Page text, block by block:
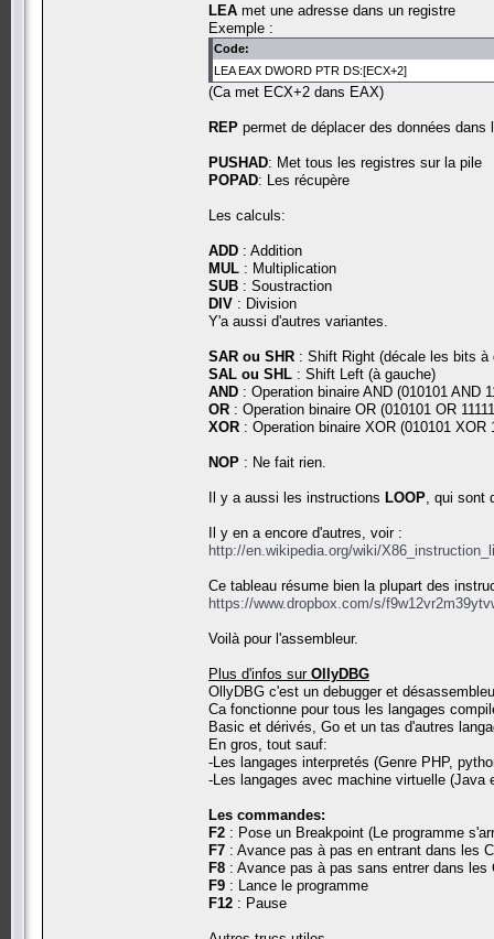
LEA met une adresse dans un registre
Exemple :
Code:
LEA EAX DWORD PTR DS:[ECX+2]
(Ca met ECX+2 dans EAX)
REP permet de déplacer des données dans
PUSHAD: Met tous les registres sur la pile
POPAD: Les récupère
Les calculs:
ADD : Addition
MUL : Multiplication
SUB : Soustraction
DIV : Division
Y'a aussi d'autres variantes.
SAR ou SHR : Shift Right (décale les bits à
SAL ou SHL : Shift Left (à gauche)
AND : Operation binaire AND (010101 AND
OR : Operation binaire OR (010101 OR
XOR : Operation binaire XOR (010101 XOR
NOP : Ne fait rien.
Il y a aussi les instructions LOOP , qui
Il y en a encore d'autres, voir :
http://en.wikipedia.org/wiki/
Ce tableau résume bien la plupart des
https://www.dropbox.com/s/
Voilà pour l'assembleur.
Plus d'infos sur OllyDBG
OllyDBG c'est un debugger et
Ca fonctionne pour tous les langages
Basic et dérivés, Go et un tas d'autres
En gros, tout sauf:
-Les langages interpretés (Genre PHP,
-Les langages avec machine virtuelle
Les commandes:
F2 : Pose un Breakpoint (Le programme
F7 : Avance pas à pas en entrant dans les
F8 : Avance pas à pas sans entrer dans les
F9 : Lance le programme
F12 : Pause